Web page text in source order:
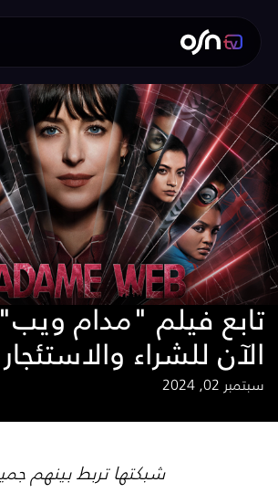
تابع فيلم "مدام
الآن للشراء والاستئجار
سبتمبر 02, 2024
شبكتها تربط بينهم